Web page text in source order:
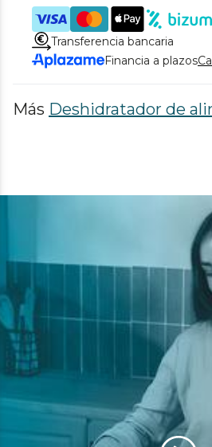
Transferencia bancaria
Financia a plazos
Más Deshidratador de